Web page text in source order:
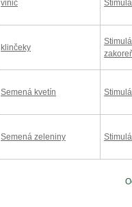
vinič
klinčeky
Semená kvetín
Semená zeleniny